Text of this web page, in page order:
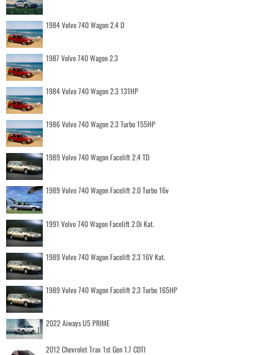
1984 Volvo 740 Wagon 2.4 D
1987 Volvo 740 Wagon 2.3
1984 Volvo 740 Wagon 2.3 131HP
1986 Volvo 740 Wagon 2.3 Turbo 155HP
1989 Volvo 740 Wagon Facelift 2.4 TD
1989 Volvo 740 Wagon Facelift 2.0 Turbo 16v
1991 Volvo 740 Wagon Facelift 2.0i Kat.
1989 Volvo 740 Wagon Facelift 2.3 16V Kat.
1989 Volvo 740 Wagon Facelift 2.3 Turbo 165HP
2022 Aiways U5 PRIME
2012 Chevrolet Trax 1st Gen 1.7 CDTI